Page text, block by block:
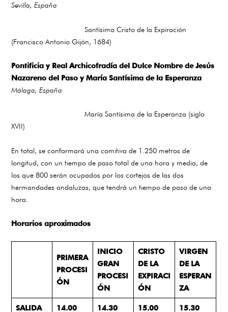
Sevilla, España
Santísimo Cristo de la Expiración
(Francisco Antonio Gijón, 1684)
Pontificia y Real Archicofradía del Dulce Nombre de Jesús
Nazareno del Paso y María Santísima de la Esperanza
Málaga, España
María Santísima de la Esperanza (siglo
XVII)
En total, se conformará una comitiva de 1.250 metros de
longitud, con un tiempo de paso total de una hora y media, de
los que 800 serán ocupados por los cortejos de las dos
hermandades andaluzas, que tendrá un tiempo de paso de una
hora.
Horarios aproximados
PRIMERA
PROCESI
ÓN
INICIO
GRAN
PROCESI
ÓN
CRISTO
DE LA
EXPIRACI
ÓN
VIRGEN
DE LA
ESPERAN
ZA
SALIDA 14.00 14.30 15.00 15.30